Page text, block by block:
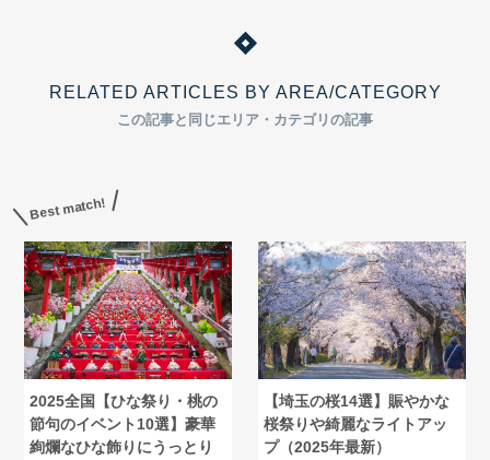
RELATED ARTICLES BY AREA/CATEGORY
この記事と同じエリア・カテゴリの記事
Best match!
2025全国【ひな祭り・桃の
節句のイベント10選】豪華
絢爛なひな飾りにうっとり
【埼玉の桜14選】賑やかな
桜祭りや綺麗なライトアッ
プ（2025年最新）